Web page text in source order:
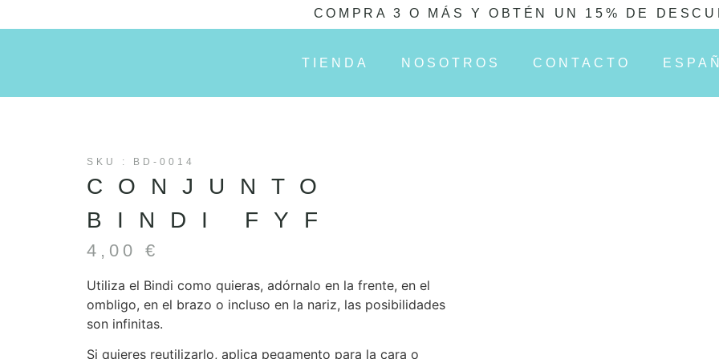
COMPRA 3 O MÁS Y OBTÉN UN 15% DE
TIENDA NOSOTROS CONTACTO
SKU : BD-0014
CONJUNTO
BINDI FYF
4,00 €
Utiliza el Bindi como quieras, adórnalo en la frente, en el
ombligo, en el brazo o incluso en la nariz, las posibilidades
son infinitas.
Si quieres reutilizarlo, aplica pegamento para la cara o